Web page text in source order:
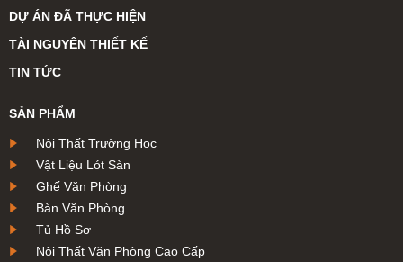
DỰ ÁN ĐÃ THỰC HIỆN
TÀI NGUYÊN THIẾT KẾ
TIN TỨC
SẢN PHẨM
Nội Thất Trường Học
Vật Liệu Lót Sàn
Ghế Văn Phòng
Bàn Văn Phòng
Tủ Hồ Sơ
Nội Thất Văn Phòng Cao Cấp